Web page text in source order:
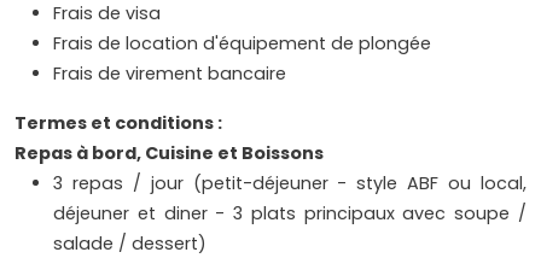
Frais de visa
Frais de location d'équipement de plongée
Frais de virement bancaire
Termes et conditions :
Repas à bord, Cuisine et Boissons
3 repas / jour (petit-déjeuner - style ABF ou local,
déjeuner et diner - 3 plats principaux avec soupe /
salade / dessert)